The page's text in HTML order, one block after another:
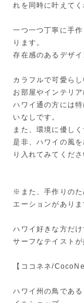
れを同時に叶えてく
一つ一つ丁寧に手
ります。
存在感のあるデザ
カラフルで可愛ら
お部屋やインテリ
ハワイ通の方には
いなしです。
また、環境に優し
是非、ハワイの風
り入れてみてくださ
※また、手作りのた
エーションがあり
ハワイ好きな方だ
サーフなテイスト
【ココネネ/
ハワイ州の鳥であ